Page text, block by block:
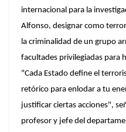
internacional para la
Alfonso, designar como
la criminalidad de un grupo
facultades privilegiadas para
"Cada Estado define el
retórico para enlodar a tu
justificar ciertas acciones",
profesor y jefe del